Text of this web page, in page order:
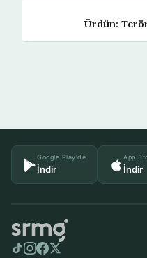
Ürdün:
Google Play'de
İndir
App
İndir